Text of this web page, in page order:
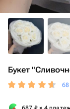
Букет